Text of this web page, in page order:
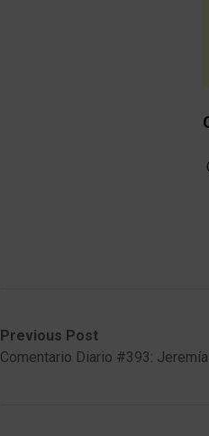
Previous Post
Comentario Diario #393: